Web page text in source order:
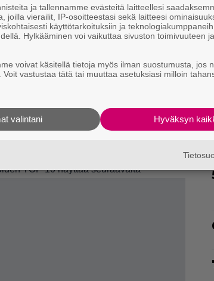
keväästä 2022 lähtien, ja pitkän
numero on 20, joka on noussut
aikana. Toiselle sijalle yltävät
88 kertaa.
TOP 10 näyttää seuraavalta
ja tallennamme evästeitä laitteellesi
joilla vierailit, IP-osoitteestasi sekä laitteesi
käyttötarkoituksiin ja
Hylkääminen voi vaikuttaa sivuston toimivuuteen ja
voivat käsitellä tietoja myös ilman suostumusta, jos
vastustaa tätä tai muuttaa asetuksiasi milloin
Hyväksyn
valintani